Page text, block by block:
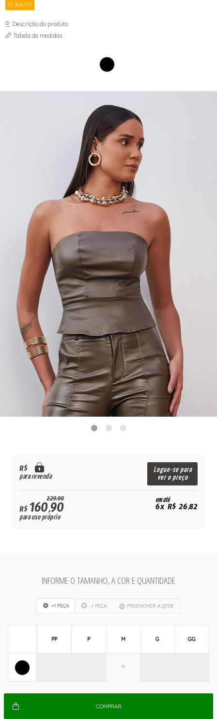
SAIAS
SHORTS
TOPPER
30 % OFF
Descrição do produto
Tabela de medidas
R$
para revenda
Logue-se para
ver o preço
229,90
R$160,90
para uso próprio
em até
6x R$ 26,82
INFORME O TAMANHO, A COR E QUANTIDADE
+1 PEÇA -1 PEÇA PREENCHER A QTDE
PP P M G GG
COMPRAR